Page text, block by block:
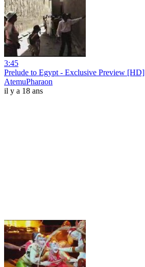
3:45
Prelude to Egypt - Exclusive Preview [HD]
AtemuPharaon
il y a 18 ans